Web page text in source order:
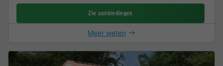
Zie aanbiedingen
Meer weten